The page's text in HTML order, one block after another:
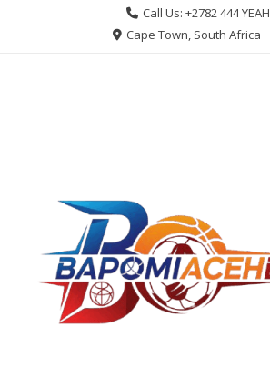
Call Us: +2782 444 YEAH
Cape Town, South Africa